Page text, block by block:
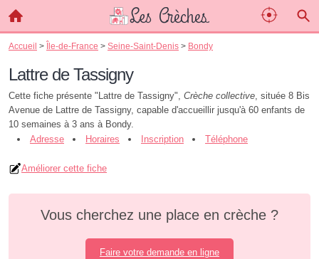
Accueil > Île-de-France > Seine-Saint-Denis > Bondy
Lattre de Tassigny
Cette fiche présente "Lattre de Tassigny", Crèche collective, située 8 Bis
Avenue de Lattre de Tassigny, capable d'accueillir jusqu'à 60 enfants de
10 semaines à 3 ans à Bondy.
Adresse
Horaires Inscription Téléphone
Améliorer cette fiche
Vous cherchez une place en crèche ?
Faire votre demande en ligne